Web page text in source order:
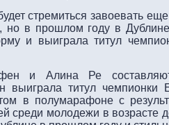
стремиться завоевать
но в прошлом году в
и выиграла титул
и Алина Ре
выиграла титул
в полумарафоне с
среди молодежи в возрасте